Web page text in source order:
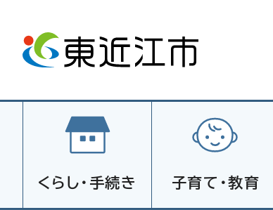
くらし・手続き 子育て・教育